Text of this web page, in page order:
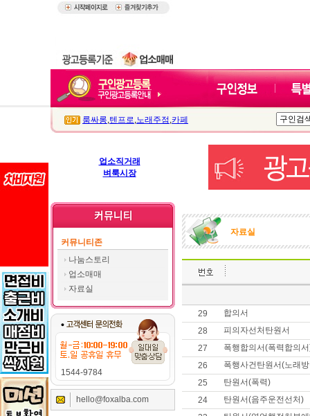
룸싸롱,텐프로,노래주점 ,카페
업소직거래
벼룩시장
커뮤니티존
나눔스토리
업소매매
자료실
1544-9784
hello@foxalba.com
자료실
29
합의서
28
피의자선처탄원서
27
폭행합의서(폭력합의
26
폭행사건탄원서(노래
25
탄원서(폭력)
24
탄원서(음주운전선처)